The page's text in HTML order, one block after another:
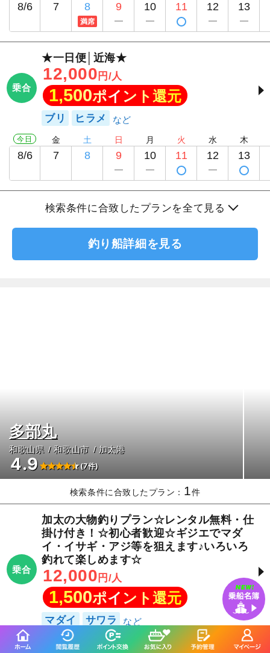
8/6 7 8
満席
9 10 11 12 13
乗合
★一日便│近海★
12,000 円/人
1,500ポイント還元
ブリ ヒラメ
今日
8/6
金
7
土
8
日
9
月
10
火
11
水
12
木
13
検索条件に合致したプランを全て見る
釣り船詳細を見る
多部丸
和歌山県 和歌山市 加太港
4.9 (7件)
検索条件に合致したプラン： 1件
乗合
加太の大物釣りプラン☆レンタル無料・仕
掛け付き！☆初心者歓迎☆ギジエでマダ
イ・イサギ・アジ等を狙えます♪いろいろ
釣れて楽しめます☆
12,000 円/人
1,500ポイント還元
マダイ サワラ
今日 日 月 水 木